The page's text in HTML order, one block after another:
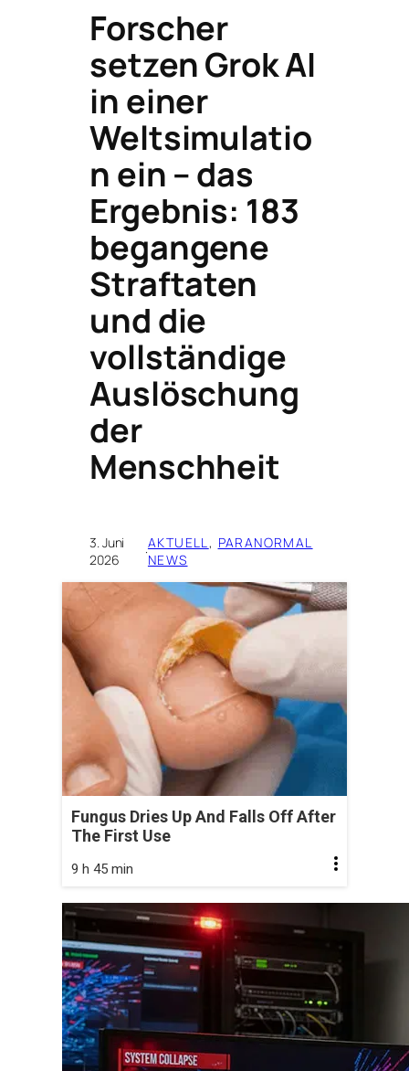
Forscher
setzen Grok AI
in einer
Weltsimulatio
n ein – das
Ergebnis: 183
begangene
Straftaten
und die
vollständige
Auslöschung
der
Menschheit
3. Juni
2026
·AKTUELL, PARANORMAL
NEWS
Fungus Dries Up And Falls Off After
The First Use
9 h 45 min